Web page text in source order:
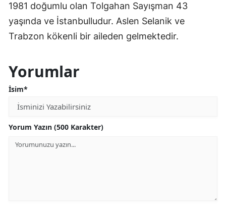
1981 doğumlu olan Tolgahan Sayışman 43
yaşında ve İstanbulludur. Aslen Selanik ve
Trabzon kökenli bir aileden gelmektedir.
Yorumlar
İsim*
Yorum Yazın (500 Karakter)